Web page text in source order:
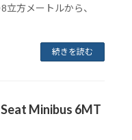
方メートルから、
続きを読む
Minibus 6MT